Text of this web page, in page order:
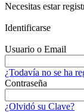
Necesitas estar
Identificarse
Usuario o Email
¿Todavía no se ha
Contraseña
¿Olvidó su Clave?